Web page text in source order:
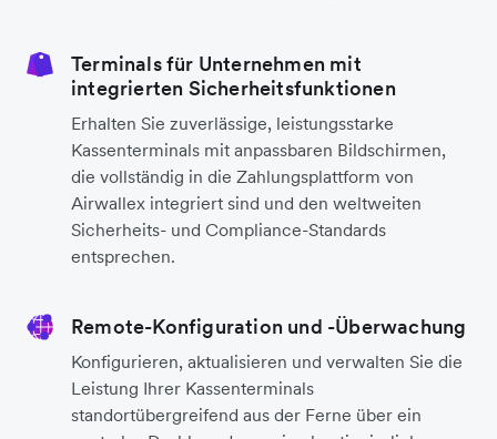
Terminals für Unternehmen mit
integrierten Sicherheitsfunktionen
Erhalten Sie zuverlässige, leistungsstarke
Kassenterminals mit anpassbaren Bildschirmen,
die vollständig in die Zahlungsplattform von
Airwallex integriert sind und den weltweiten
Sicherheits- und Compliance-Standards
entsprechen.
Remote-Konfiguration und -Überwachung
Konfigurieren, aktualisieren und verwalten Sie die
Leistung Ihrer Kassenterminals
standortübergreifend aus der Ferne über ein